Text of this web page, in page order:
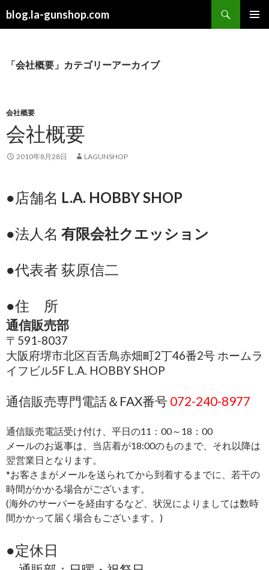
blog.la-gunshop.com
索
ン
キ
ッ
プ
「会社概要」カテゴリーアーカイブ
会社概要
会社概要
2010年8月28日 LAGUNSHOP
●店舗名 L.A. HOBBY SHOP
●法人名 有限会社クエッション
●代表者 荻原信二
●住 所
通信販売部
〒591-8037
大阪府堺市北区百舌鳥赤畑町2丁46番2号 ホームラ
イフビル5F L.A. HOBBY SHOP
通信販売専門電話＆FAX番号 072-240-8977
通信販売電話受け付け、平日の11：00～18：00
メールのお返事は、当店着が18:00のものまで、それ以降は
翌営業日となります。
*お客さまがメールを送られてから到着するまでに、若干の
時間がかかる場合がございます。
(海外のサーバーを経由するなど、状況によりましては数時
間かかって届く場合もございます。)
●定休日